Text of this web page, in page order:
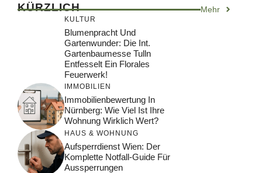
KÜRZLICH Mehr
KULTUR
Blumenpracht Und
Gartenwunder: Die Int.
Gartenbaumesse Tulln
Entfesselt Ein Florales
Feuerwerk!
IMMOBILIEN
Immobilienbewertung In
Nürnberg: Wie Viel Ist Ihre
Wohnung Wirklich Wert?
HAUS & WOHNUNG
Aufsperrdienst Wien: Der
Komplette Notfall-Guide Für
Aussperrungen